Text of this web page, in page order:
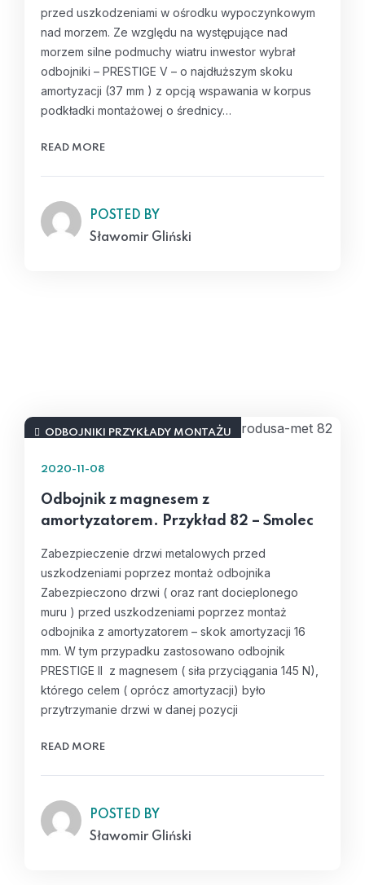
przed uszkodzeniami w ośrodku wypoczynkowym
nad morzem. Ze względu na występujące nad
morzem silne podmuchy wiatru inwestor wybrał
odbojniki – PRESTIGE V – o najdłuższym skoku
amortyzacji (37 mm ) z opcją wspawania w korpus
podkładki montażowej o średnicy…
READ MORE
POSTED BY
Sławomir Gliński
ODBOJNIKI PRZYKŁADY MONTAŻU
2020-11-08
Odbojnik z magnesem z
amortyzatorem. Przykład 82 – Smolec
Zabezpieczenie drzwi metalowych przed
uszkodzeniami poprzez montaż odbojnika
Zabezpieczono drzwi ( oraz rant docieplonego
muru ) przed uszkodzeniami poprzez montaż
odbojnika z amortyzatorem – skok amortyzacji 16
mm. W tym przypadku zastosowano odbojnik
PRESTIGE II z magnesem ( siła przyciągania 145 N),
którego celem ( oprócz amortyzacji) było
przytrzymanie drzwi w danej pozycji
READ MORE
POSTED BY
Sławomir Gliński